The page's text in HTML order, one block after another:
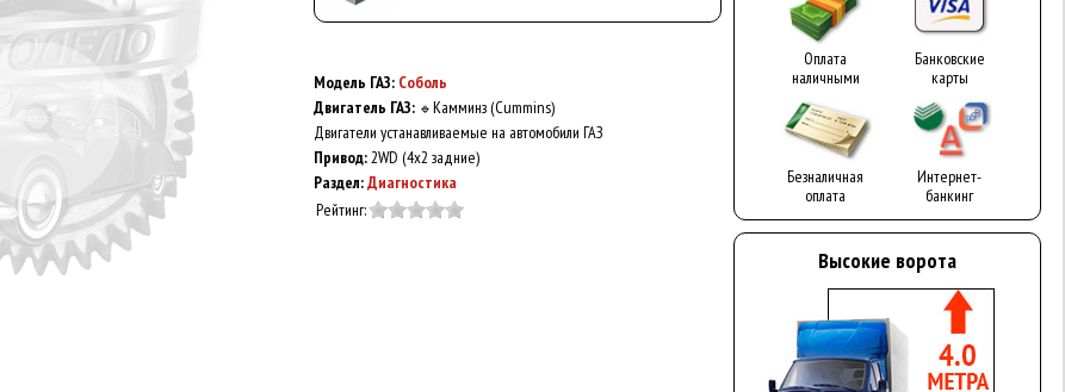
Модель ГАЗ: Соболь
Двигатель ГАЗ: 🔹 Камминз (Cummins)
Двигатели устанавливаемые на автомобили ГАЗ
Привод:2WD (4x2 задние)
Раздел:Диагностика
Рейтинг:
Оплата
наличными
Банковские
карты
Безналичная
оплата
Интернет-
банкинг
Высокие ворота